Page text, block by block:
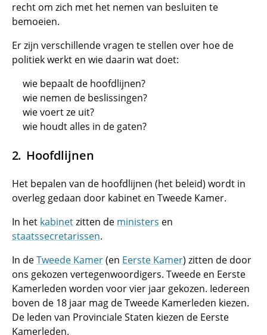
recht om zich met het nemen van besluiten te
bemoeien.
Er zijn verschillende vragen te stellen over hoe de
politiek werkt en wie daarin wat doet:
wie bepaalt de hoofdlijnen?
wie nemen de beslissingen?
wie voert ze uit?
wie houdt alles in de gaten?
Hoofdlijnen
Het bepalen van de hoofdlijnen (het beleid) wordt in
overleg gedaan door kabinet en Tweede Kamer.
In het kabinetzitten de ministers en
staatssecretarissen.
In deTweede Kamer(en Eerste Kamer) zitten de door
ons gekozen vertegenwoordigers. Tweede en Eerste
Kamerleden worden voor vier jaar gekozen. Iedereen
boven de 18 jaar mag de Tweede Kamerleden kiezen.
De leden van Provinciale Staten kiezen de Eerste
Kamerleden.